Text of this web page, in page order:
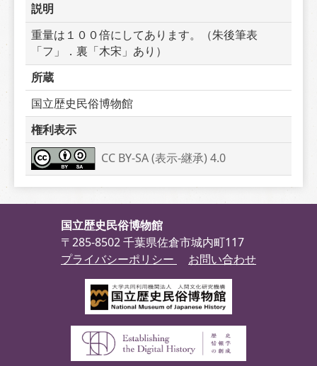
説明
重量は１００倍にしてあります。（朱後筆表
「フ」．裏「木宋」あり）
所蔵
国立歴史民俗博物館
権利表示
CC BY-SA (表示-継承) 4.0
国立歴史民俗博物館
〒285-8502 千葉県佐倉市城内町117
プライバシーポリシー
お問い合わせ